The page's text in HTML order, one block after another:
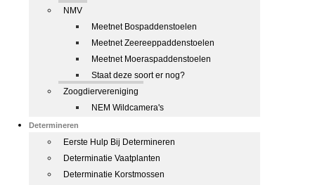
NMV
Meetnet Bospaddenstoelen
Meetnet Zeereeppaddenstoelen
Meetnet Moeraspaddenstoelen
Staat deze soort er nog?
Zoogdiervereniging
NEM Wildcamera's
Determineren
Eerste Hulp Bij Determineren
Determinatie Vaatplanten
Determinatie Korstmossen